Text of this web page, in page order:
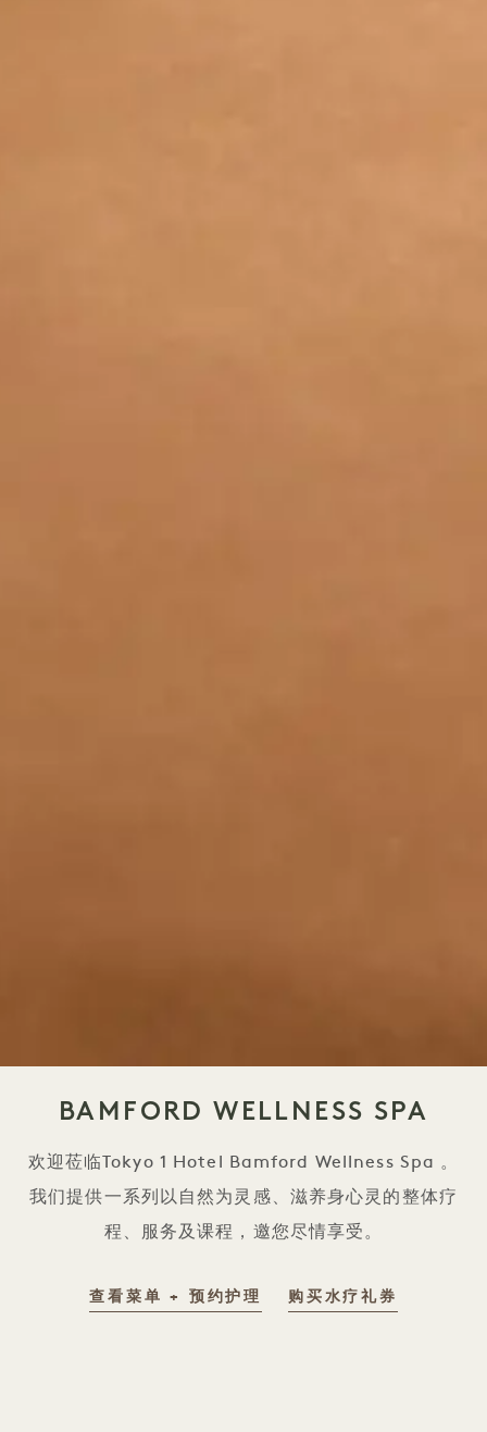
BAMFORD WELLNESS SPA
欢迎莅临Tokyo 1 Hotel Bamford Wellness Spa 。
我们提供一系列以自然为灵感、滋养身心灵的整体疗
程、服务及课程，邀您尽情享受。
查看菜单 + 预约护理 购买水疗礼券